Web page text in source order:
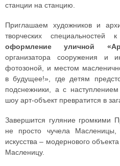
станции на станцию.
Приглашаем художников и
творческих
оформление уличной
организатора сооружения и
фотозоной, и местом
в будущее!», где детям
подснежники, а с
шоу арт-объект превратится в
Завершится гуляние громкими
не просто чучела Масленицы,
искусства – модернового
Масленицу.